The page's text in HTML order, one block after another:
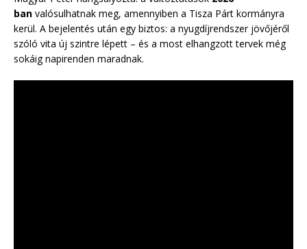
ban valósulhatnak meg, amennyiben a Tisza Párt kormányra
kerül. A bejelentés után egy biztos: a nyugdíjrendszer jövőjéről
szóló vita új szintre lépett – és a most elhangzott tervek még
sokáig napirenden maradnak.